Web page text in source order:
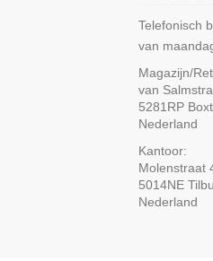
Telefonisch
van
Magazijn/
van
5281RP
Nederland
Kantoor:
Molenstraat
5014NE
Nederland